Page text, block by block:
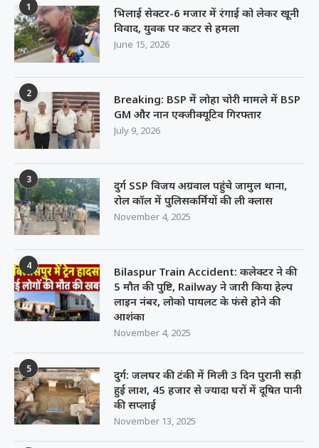
1
भिलाई सेक्टर-6 मजार में रंगाई को लेकर खूनी
विवाद, युवक पर कटर से हमला
June 15, 2026
2
Breaking: BSP में लोहा चोरी मामले में BSP
GM और नान एक्जीक्यूटिव गिरफ्तार
July 9, 2026
3
दुर्ग SSP विजय अग्रवाल पहुंचे जामुल थाना,
रोल कॉल में पुलिसकर्मियों की ली क्लास
November 4, 2025
4
Bilaspur Train Accident: कलेक्टर ने की
5 मौत की पुष्टि, Railway ने जारी किया हेल्प
लाइन नंबर, लोको पायलट के फंसे होने की
आशंका
November 4, 2025
5
दुर्ग: जलघर की टंकी में मिली 3 दिन पुरानी सड़ी
हुई लाश, 45 हजार से ज्यादा घरों में दूषित पानी
की सप्लाई
November 13, 2025